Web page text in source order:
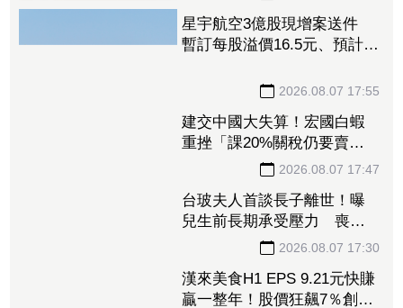
星宇航空3億股現增案送件
暫訂每股溢價16.5元、預計募
2026.08.07 17:55
建交中國大失算！宏國白蝦
重挫「課20%關稅仍要賣台
灣」 外媒曝出口量差4倍
台玻夫人首談長子離世！曝
兒生前長期承受壓力 喪子
2026.08.07 17:30